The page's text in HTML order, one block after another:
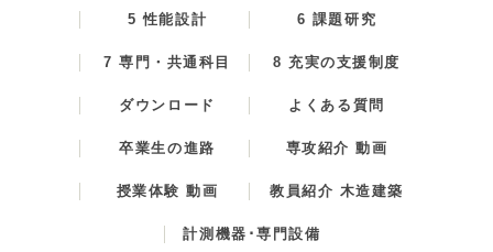
5 性能設計 6 課題研究
7 専門・共通科目 8 充実の支援制度
ダウンロード よくある質問
卒業生の進路 専攻紹介 動画
授業体験 動画 教員紹介 木造建築
計測機器･専門設備